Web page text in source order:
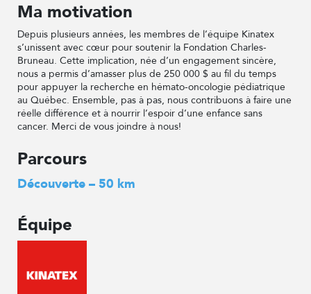
Ma motivation
Depuis plusieurs années, les membres de l’équipe Kinatex
s’unissent avec cœur pour soutenir la Fondation Charles-
Bruneau. Cette implication, née d’un engagement sincère,
nous a permis d’amasser plus de 250 000 $ au fil du temps
pour appuyer la recherche en hémato-oncologie pédiatrique
au Québec. Ensemble, pas à pas, nous contribuons à faire une
réelle différence et à nourrir l’espoir d’une enfance sans
cancer. Merci de vous joindre à nous!
Parcours
Découverte – 50 km
Équipe